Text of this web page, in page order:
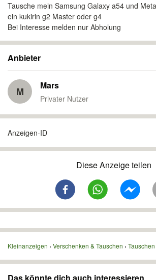
Tausche mein Samsung Galaxy a54 und
ein kukirin g2 Master oder g4
Bei Interesse melden nur Abholung
Anbieter
M Mars
Privater Nutzer
Anzeigen-ID
Diese Anzeige teilen
Kleinanzeigen Verschenken & Tauschen Tauschen